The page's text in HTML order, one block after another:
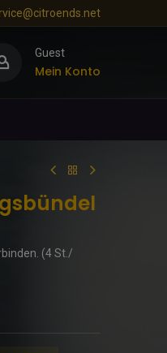
Guest
Mein Konto
(4 St./